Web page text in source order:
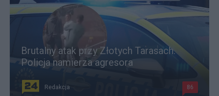
Brutalny atak przy Złotych Tarasach.
Policja namierza agresora
Redakcja 86